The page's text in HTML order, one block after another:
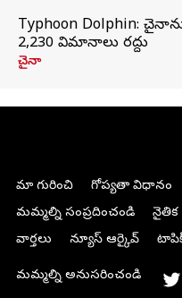
Typhoon Dolphin:
2,230 విమానాలు రద్దు
చైనా
మా గురించి గోప్యతా విధానం
మమ్మల్ని సంప్రదించండి
నైతిక
వార్తలు
న్యూస్ ఆర్కైవ్
మమ్మల్ని అనుసరించండి